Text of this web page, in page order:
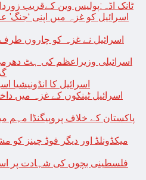
ٹانک اڈہ:پولیس وین کےقریب زوردار
اسرائیل کو غزہ میں اپنی
اسرائیلی وزیراعظم کی ہٹ
اسرائیل کا انڈونیشیا
اسرائیل ٹینکوں کے غزہ میں
پاکستان کے خلاف پروپیگنڈا مہم
میکڈونلڈ اور دیگر فوڈ چینز
فلسطینی بچوں کی شہادت پر